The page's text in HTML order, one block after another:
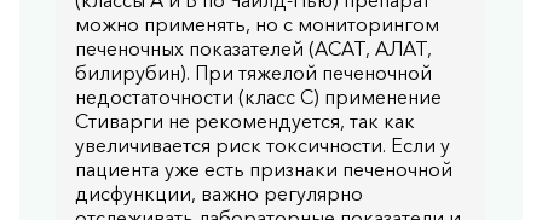
можно применять, но с мониторингом
печеночных показателей (АСАТ, АЛАТ,
билирубин). При тяжелой печеночной
недостаточности (класс C) применение
Стиварги не рекомендуется, так как
увеличивается риск токсичности. Если у
пациента уже есть признаки печеночной
дисфункции, важно регулярно